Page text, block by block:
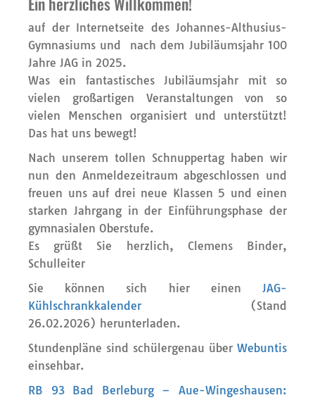
auf der Internetseite des Johannes-Althusius-
Gymnasiums und nach dem Jubiläumsjahr 100
Jahre JAG in 2025.
Was ein fantastisches Jubiläumsjahr mit so
vielen großartigen Veranstaltungen von so
vielen Menschen organisiert und unterstützt!
Das hat uns bewegt!
Nach unserem tollen Schnuppertag haben wir
nun den Anmeldezeitraum abgeschlossen und
freuen uns auf drei neue Klassen 5 und einen
starken Jahrgang in der Einführungsphase der
gymnasialen Oberstufe.
Es grüßt Sie herzlich, Clemens Binder,
Schulleiter
Sie können sich hier einen JAG-
Kühlschrankkalender (Stand
26.02.2026) herunterladen.
Stundenpläne sind schülergenau über Webuntis
einsehbar.
RB 93 Bad Berleburg – Aue-Wingeshausen: